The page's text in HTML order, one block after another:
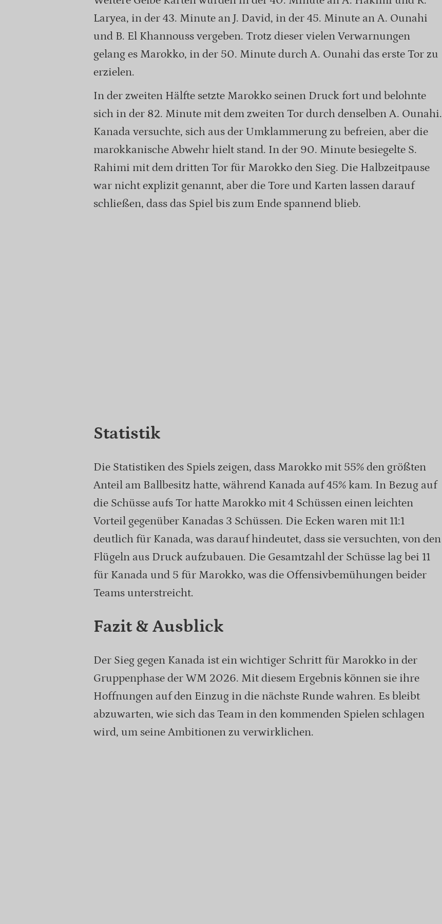
Laryea, in der 43. Minute an J. David, in der 45. Minute an A. Ounahi
und B. El Khannouss vergeben. Trotz dieser vielen Verwarnungen
gelang es Marokko, in der 50. Minute durch A. Ounahi das erste Tor zu
erzielen.
In der zweiten Hälfte setzte Marokko seinen Druck fort und belohnte
sich in der 82. Minute mit dem zweiten Tor durch denselben A. Ounahi.
Kanada versuchte, sich aus der Umklammerung zu befreien, aber die
marokkanische Abwehr hielt stand. In der 90. Minute besiegelte S.
Rahimi mit dem dritten Tor für Marokko den Sieg. Die Halbzeitpause
war nicht explizit genannt, aber die Tore und Karten lassen darauf
schließen, dass das Spiel bis zum Ende spannend blieb.
Statistik
Die Statistiken des Spiels zeigen, dass Marokko mit 55% den größten
Anteil am Ballbesitz hatte, während Kanada auf 45% kam. In Bezug auf
die Schüsse aufs Tor hatte Marokko mit 4 Schüssen einen leichten
Vorteil gegenüber Kanadas 3 Schüssen. Die Ecken waren mit 11:1
deutlich für Kanada, was darauf hindeutet, dass sie versuchten, von den
Flügeln aus Druck aufzubauen. Die Gesamtzahl der Schüsse lag bei 11
für Kanada und 5 für Marokko, was die Offensivbemühungen beider
Teams unterstreicht.
Fazit & Ausblick
Der Sieg gegen Kanada ist ein wichtiger Schritt für Marokko in der
Gruppenphase der WM 2026. Mit diesem Ergebnis können sie ihre
Hoffnungen auf den Einzug in die nächste Runde wahren. Es bleibt
abzuwarten, wie sich das Team in den kommenden Spielen schlagen
wird, um seine Ambitionen zu verwirklichen.